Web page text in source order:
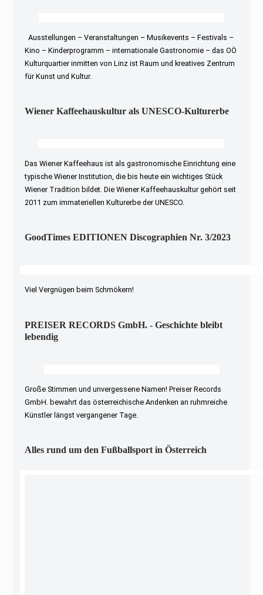
Ausstellungen – Veranstaltungen – Musikevents – Festivals –
Kino – Kinderprogramm – internationale Gastronomie – das OÖ
Kulturquartier inmitten von Linz ist Raum und kreatives Zentrum
für Kunst und Kultur.
Wiener Kaffeehauskultur als UNESCO-Kulturerbe
Das Wiener Kaffeehaus ist als gastronomische Einrichtung eine
typische Wiener Institution, die bis heute ein wichtiges Stück
Wiener Tradition bildet. Die Wiener Kaffeehauskultur gehört seit
2011 zum immateriellen Kulturerbe der UNESCO.
GoodTimes EDITIONEN Discographien Nr. 3/2023
Viel Vergnügen beim Schmökern!
PREISER RECORDS GmbH. - Geschichte bleibt
lebendig
Große Stimmen und unvergessene Namen! Preiser Records
GmbH. bewahrt das österreichische Andenken an ruhmreiche
Künstler längst vergangener Tage.
Alles rund um den Fußballsport in Österreich